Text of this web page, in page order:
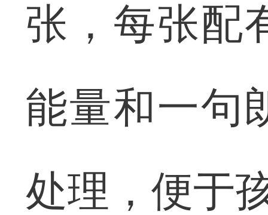
张，每张配
能量和一句
处理，便于